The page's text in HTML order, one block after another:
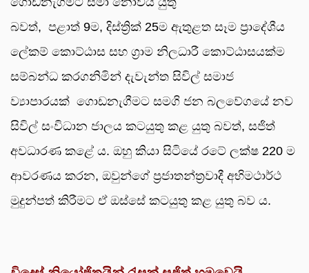
බවත්, පළාත් 9ම, දිස්ත්‍රික් 25ම ඇතුළත සෑම ප්‍රාදේශීය
ලේකම් කොට්ඨාස සහ ග්‍රාම නිලධාරී කොට්ඨාසයක්ම
සම්බන්ධ කරගනිමින් දැවැන්ත සිවිල් සමාජ
ව්‍යාපාරයක් ගොඩනැගීමට සමගි ජන බලවේගයේ නව
සිවිල් සංවිධාන ජාලය කටයුතු කළ යුතු බවත්, සජිත්
අවධාරණ කළේ ය. ඔහු කියා සිටියේ රටේ ලක්ෂ 220 ම
ආවරණය කරන, ඔවුන්ගේ ප්‍රජාතන්ත්‍රවාදී අභිමථාර්ථ
මුදුන්පත් කිරීමට ඒ ඔස්සේ කටයුතු කළ යුතු බව ය.